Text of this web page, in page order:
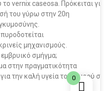
το vernix caseosa. Πρόκειται
του γύρω στην 20η
μηχανισμούς.
σμήγμα;
στην πραγματικότητα
την καλή υγεία του μωρού
0